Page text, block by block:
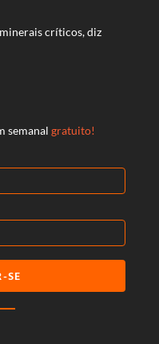
críticos, diz
semanal gratuito!
SE